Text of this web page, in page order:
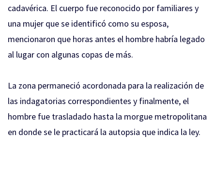
cadavérica. El cuerpo fue reconocido por familiares y
una mujer que se identificó como su esposa,
mencionaron que horas antes el hombre habría legado
al lugar con algunas copas de más.
La zona permaneció acordonada para la realización de
las indagatorias correspondientes y finalmente, el
hombre fue trasladado hasta la morgue metropolitana
en donde se le practicará la autopsia que indica la ley.